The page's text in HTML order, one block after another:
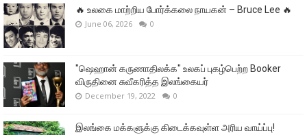
🔥 உலகை மாற்றிய போர்க்கலை நாயகன் – Bruce Lee 🔥
June 06, 2026 0
"ஷெஹான் கருணாதிலக்க" உலகப் புகழ்பெற்ற Booker
விருதினை சுவீகரித்த இலங்கையர்
December 19, 2022 0
இலங்கை மக்களுக்கு கிடைக்கவுள்ள அரிய வாய்ப்பு!